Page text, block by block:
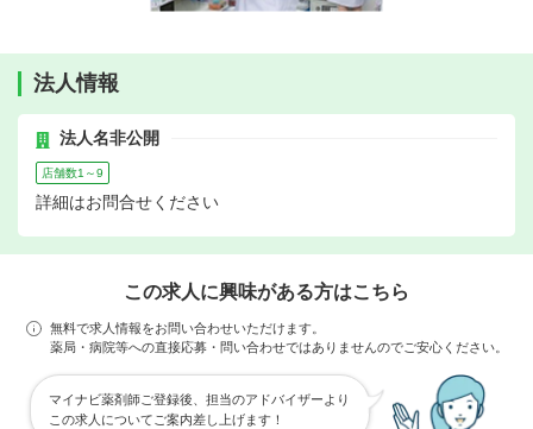
法人情報
法人名非公開
店舗数1～9
詳細はお問合せください
この求人に興味がある方はこちら
無料で求人情報をお問い合わせいただけます。
薬局・病院等への直接応募・問い合わせではありませんのでご安心ください。
マイナビ薬剤師ご登録後、担当のアドバイザーより
この求人についてご案内差し上げます！